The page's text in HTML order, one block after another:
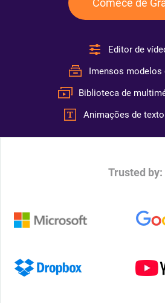
Comece de
Editor de
Imensos modelos
Biblioteca de
Animações de
Trusted by: